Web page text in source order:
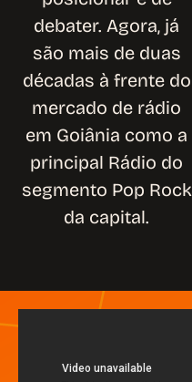
debater. Agora, já
são mais de duas
décadas à frente do
mercado de rádio
em Goiânia como a
principal Rádio do
segmento Pop Rock
da capital.